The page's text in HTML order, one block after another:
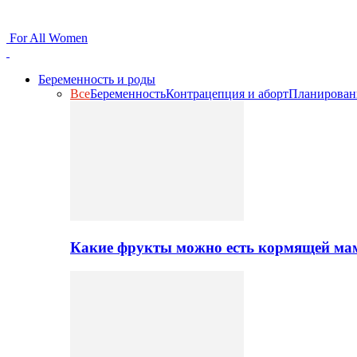
For All Women
Беременность и роды
ВсеБеременностьКонтрацепция и аборт
Какие фрукты можно есть кормящей